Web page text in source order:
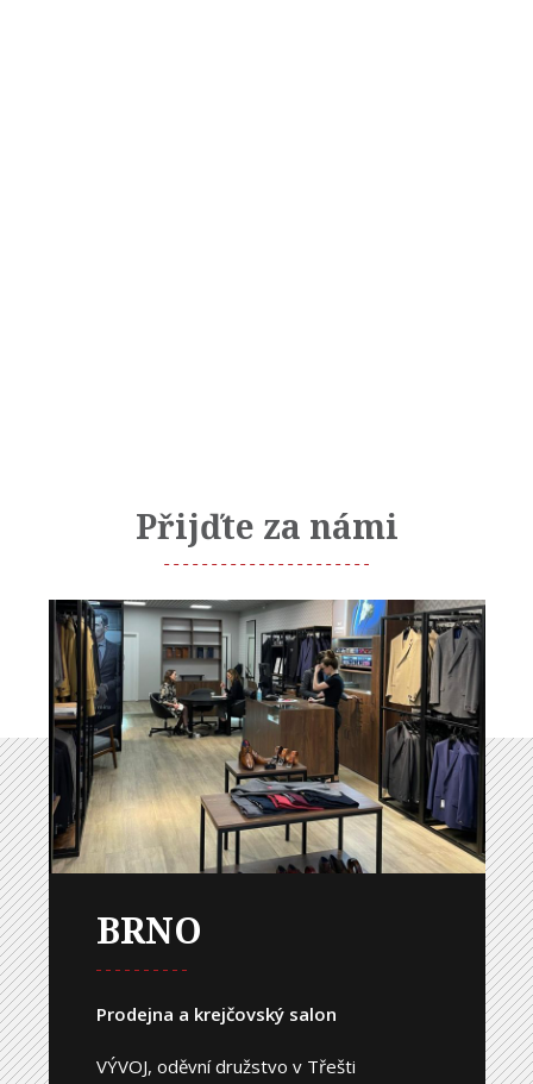
Přijďte za námi
BRNO
Prodejna a krejčovský salon
VÝVOJ, oděvní družstvo v Třešti